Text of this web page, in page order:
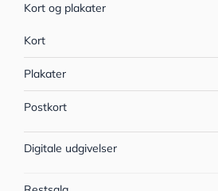
Kort og plakater
Kort
Plakater
Postkort
Digitale udgivelser